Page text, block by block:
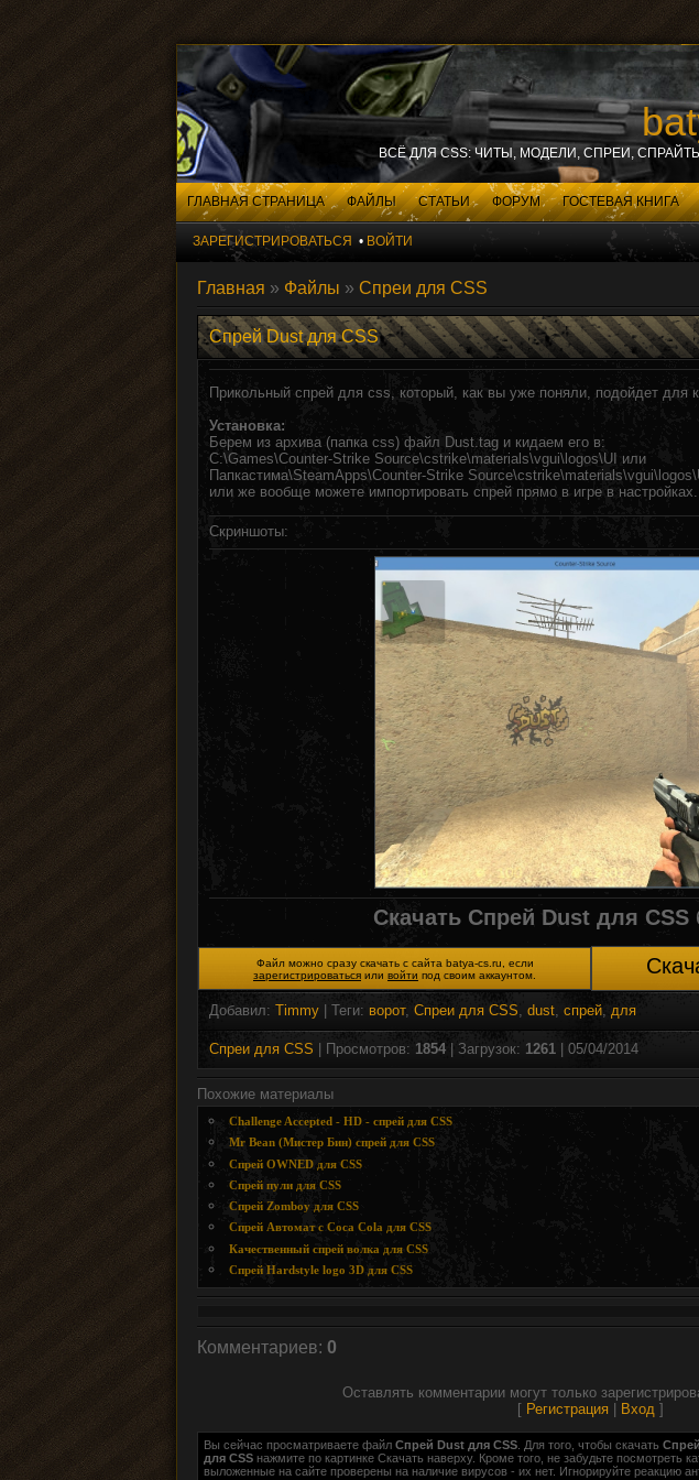
ВСЁ ДЛЯ CSS: ЧИТЫ, МОДЕЛИ, СПРЕИ,
ГЛАВНАЯ СТРАНИЦА ФАЙЛЫ СТАТЬИ ФОРУМ ГОСТЕВАЯ КНИГА
ЗАРЕГИСТРИРОВАТЬСЯ • ВОЙТИ
Главная » Файлы » Спреи для CSS
Спрей Dust для CSS
Прикольный спрей для css, который, как вы уже поняли, подойдет для
Установка:
Берем из архива (папка css) файл Dust.tag и кидаем его в:
C:\Games\Counter-Strike Source\cstrike\materials\vgui\logos\UI или
Папкастима\SteamApps\Counter-Strike
или же вообще можете импортировать спрей прямо в игре в настройках.
Скриншоты:
Скачать Спрей Dust для CSS
Файл можно сразу скачать с сайта batya-cs.ru, если
зарегистрироваться или войти под своим аккаунтом.
Добавил: Timmy Теги: ворот, Спреи для CSS, dust, спрей, для
Спреи для CSS | Просмотров: 1854 Загрузок: 1261 | 05/04/2014
Похожие материалы
Challenge Accepted - HD - спрей для CSS
Mr Bean (Мистер Бин) спрей для CSS
Спрей OWNED для CSS
Спрей пули для CSS
Спрей Zomboy для CSS
Спрей Автомат с Coca Cola для CSS
Качественный спрей волка для CSS
Спрей Hardstyle logo 3D для CSS
Комментариев: 0
Оставлять комментарии могут только
[ Регистрация Вход ]
Вы сейчас просматриваете файл Спрей Dust для CSS . Для того, чтобы скачать
для CSS нажмите по картинке Скачать наверху. Кроме того, не забудьте посмотреть
выложенные на сайте проверены на наличие вирусов - их нет. Игнорируйте реакцию